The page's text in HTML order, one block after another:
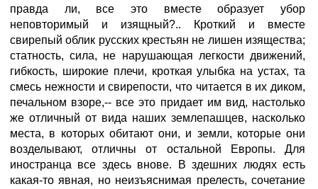
правда ли, все это вместе образует убор
неповторимый и изящный?.. Кроткий и вместе
свирепый облик русских крестьян не лишен изящества;
статность, сила, не нарушающая легкости движений,
гибкость, широкие плечи, кроткая улыбка на устах, та
смесь нежности и свирепости, что читается в их диком,
печальном взоре,-- все это придает им вид, настолько
же отличный от вида наших землепашцев, насколько
места, в которых обитают они, и земли, которые они
возделывают, отличны от остальной Европы. Для
иностранца все здесь внове. В здешних людях есть
какая-то явная, но неизъяснимая прелесть, сочетание